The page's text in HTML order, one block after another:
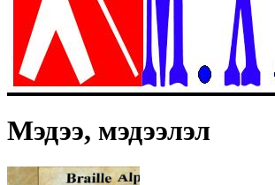
Мэдээ, мэдээлэл